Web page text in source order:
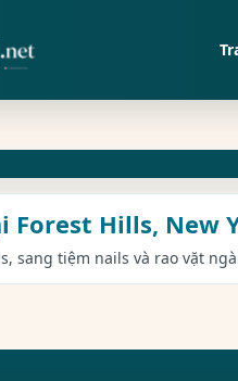
Forest Hills, New
sang tiệm nails và rao vặt